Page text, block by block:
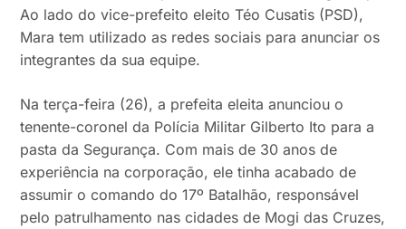
Ao lado do vice-prefeito eleito Téo Cusatis (PSD),
Mara tem utilizado as redes sociais para anunciar os
integrantes da sua equipe.
Na terça-feira (26), a prefeita eleita anunciou o
tenente-coronel da Polícia Militar Gilberto Ito para a
pasta da Segurança. Com mais de 30 anos de
experiência na corporação, ele tinha acabado de
assumir o comando do 17º Batalhão, responsável
pelo patrulhamento nas cidades de Mogi das Cruzes,